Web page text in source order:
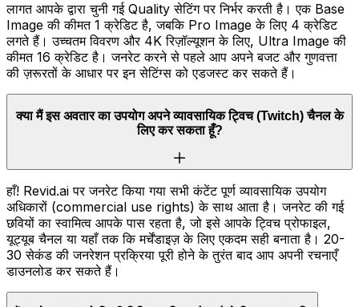
लागत आपके द्वारा चुनी गई Quality सेटिंग पर निर्भर करती है। एक Base
Image की कीमत 1 क्रेडिट है, जबकि Pro Image के लिए 4 क्रेडिट
लगते हैं। उच्चतम विवरण और 4K रिज़ॉल्यूशन के लिए, Ultra Image की
कीमत 16 क्रेडिट है। जनरेट करने से पहले आप अपने बजट और गुणवत्ता
की ज़रूरतों के आधार पर इन सेटिंग्स को एडजस्ट कर सकते हैं।
क्या मैं इस अवतार का उपयोग अपने व्यावसायिक ट्विच (Twitch) चैनल के
लिए कर सकता हूँ?
हाँ! Revid.ai पर जनरेट किया गया सभी कंटेंट पूर्ण व्यावसायिक उपयोग
अधिकारों (commercial use rights) के साथ आता है। जनरेट की गई
छवियों का स्वामित्व आपके पास रहता है, जो इसे आपके ट्विच प्रोफाइल,
यूट्यूब चैनल या यहाँ तक कि मर्चेंडाइज़ के लिए एकदम सही बनाता है। 20-
30 सेकंड की जनरेशन प्रक्रिया पूरी होने के तुरंत बाद आप अपनी रचनाएँ
डाउनलोड कर सकते हैं।